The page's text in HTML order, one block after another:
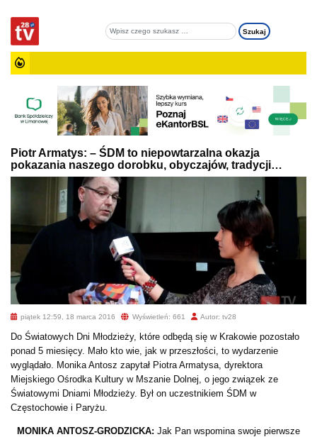
Piotr Armatys: – ŚDM to niepowtarzalna okazja
pokazania naszego dorobku, obyczajów, tradycji…
piątek 12:59, 18 marca 2016 Wyświetleń: 661 Autor: tv28
Do Światowych Dni Młodzieży, które odbędą się w Krakowie pozostało
ponad 5 miesięcy. Mało kto wie, jak w przeszłości, to wydarzenie
wyglądało. Monika Antosz zapytał Piotra Armatysa, dyrektora
Miejskiego Ośrodka Kultury w Mszanie Dolnej, o jego związek ze
Światowymi Dniami Młodzieży. Był on uczestnikiem ŚDM w
Częstochowie i Paryżu.
MONIKA ANTOSZ-GRODZICKA: Jak Pan wspomina swoje pierwsze